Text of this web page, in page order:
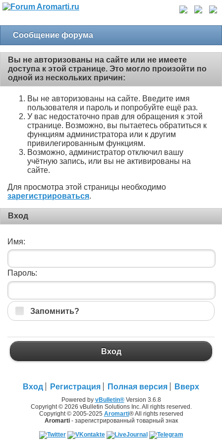
Сообщение форума
Вы не авторизованы на сайте или не имеете
доступа к этой странице. Это могло произойти по
одной из нескольких причин:
Вы не авторизованы на сайте. Введите имя
пользователя и пароль и попробуйте ещё раз.
У вас недостаточно прав для обращения к этой
странице. Возможно, вы пытаетесь обратиться к
функциям администратора или к другим
привилегированным функциям.
Возможно, администратор отключил вашу
учётную запись, или вы не активированы на
сайте.
Для просмотра этой страницы необходимо
зарегистрироваться.
Вход
Имя:
Пароль:
Запомнить?
Вход
Вход Регистрация Полная версия Вверх
Powered by vBulletin®Version 3.6.8
Copyright © 2026 vBulletin Solutions Inc. All rights reserved.
Copyright © 2005-2025 Aromarti® All rights reserved
Aromarti- зарегистрированный товарный знак